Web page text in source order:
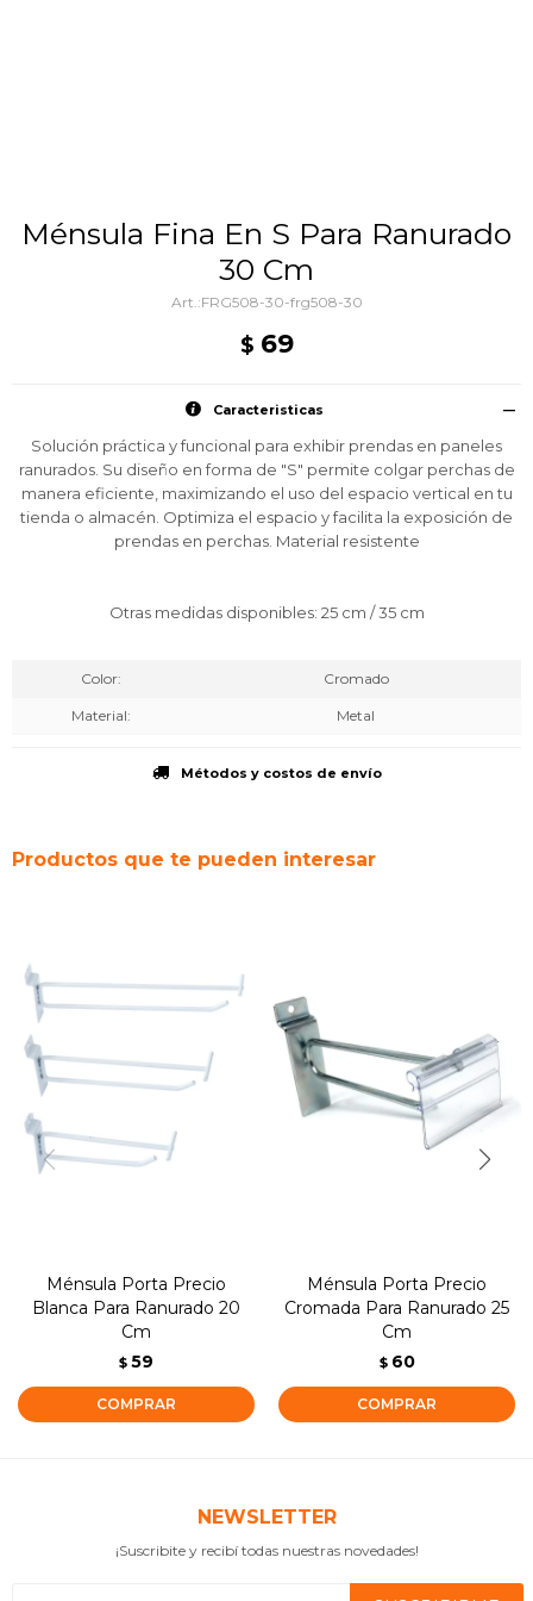
Ménsula Fina En S Para Ranurado
30 Cm
FRG508-30-frg508-30
$ 69
Caracteristicas
Solución práctica y funcional para exhibir prendas en paneles
ranurados. Su diseño en forma de "S" permite colgar perchas de
manera eficiente, maximizando el uso del espacio vertical en tu
tienda o almacén. Optimiza el espacio y facilita la exposición de
prendas en perchas. Material resistente
Otras medidas disponibles: 25 cm / 35 cm
Color Cromado
Material Metal
Métodos y costos de envío
Productos que te pueden interesar
Ménsula Porta Precio
Blanca Para Ranurado 20
Cm
$ 59
Ménsula Porta Precio
Cromada Para Ranurado 25
Cm
$ 60
NEWSLETTER
¡Suscribite y recibí todas nuestras novedades!